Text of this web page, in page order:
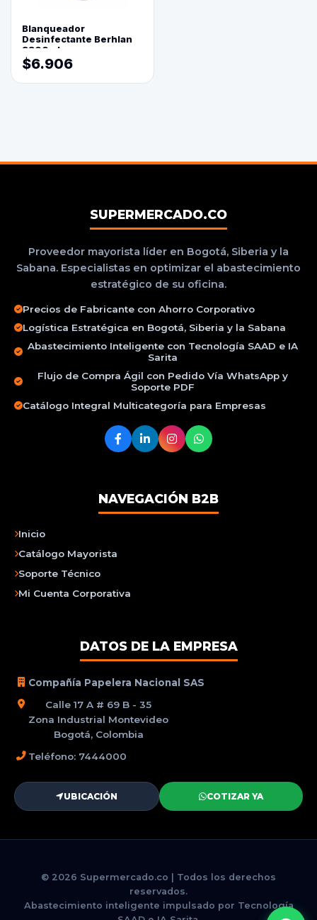
Blanqueador
Desinfectante Berhlan
3800ml
$6.906
SUPERMERCADO.CO
Proveedor mayorista líder en Bogotá, Siberia y la
Sabana. Especialistas en optimizar el abastecimiento
estratégico de su oficina.
Precios de Fabricante con Ahorro Corporativo
Logística Estratégica en Bogotá, Siberia y la Sabana
Abastecimiento Inteligente con Tecnología SAAD e IA
Sarita
Flujo de Compra Ágil con Pedido Vía WhatsApp y
Soporte PDF
Catálogo Integral Multicategoría para Empresas
NAVEGACIÓN B2B
Inicio
Catálogo Mayorista
Soporte Técnico
Mi Cuenta Corporativa
DATOS DE LA EMPRESA
Compañía Papelera Nacional SAS
Calle 17 A # 69 B - 35
Zona Industrial Montevideo
Bogotá, Colombia
Teléfono: 7444000
UBICACIÓN COTIZAR YA
© 2026 Supermercado.co | Todos los derechos
reservados.
Abastecimiento inteligente impulsado por Tecnología